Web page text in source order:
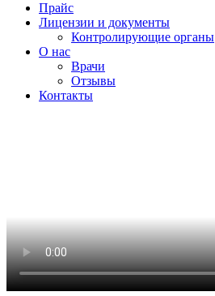
Прайс
Лицензии и документы
Контролирующие органы
О нас
Врачи
Отзывы
Контакты